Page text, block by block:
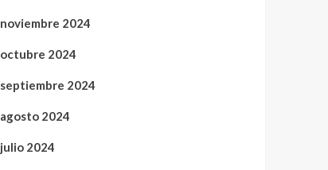
noviembre 2024
octubre 2024
septiembre 2024
agosto 2024
julio 2024